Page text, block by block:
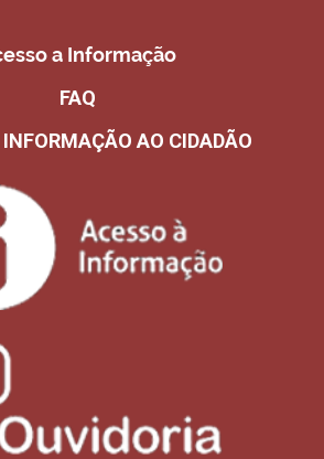
a Informação
FAQ
AO CIDADÃO